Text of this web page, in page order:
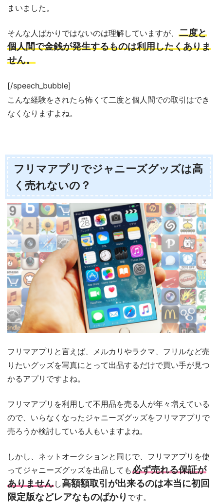
まいました。
そんな人ばかりではないのは理解していますが、 二度と
個人間で金銭が発生するものは利用したくありま
せん。
[/speech_bubble]
こんな経験をされたら怖くて二度と個人間での取引はでき
なくなりますよね。
フリマアプリでジャニーズグッズは高
く売れないの？
フリマアプリと言えば、メルカリやラクマ、フリルなど売
りたいグッズを写真にとって出品するだけで買い手が見つ
かるアプリですよね。
フリマアプリを利用して不用品を売る人が年々増えている
ので、いらなくなったジャニーズグッズをフリマアプリで
売ろうか検討している人もいますよね。
しかし、ネットオークションと同じで、フリマアプリを使
ってジャニーズグッズを出品しても必ず売れる保証が
ありません し高額額取引が出来るのは本当に初回
限定版などレアなものばかり です。